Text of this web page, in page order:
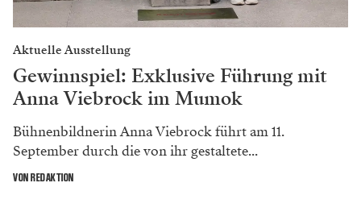
Aktuelle Ausstellung
Gewinnspiel: Exklusive Führung mit
Anna Viebrock im Mumok
Bühnenbildnerin Anna Viebrock führt am 11.
September durch die von ihr gestaltete...
VON REDAKTION